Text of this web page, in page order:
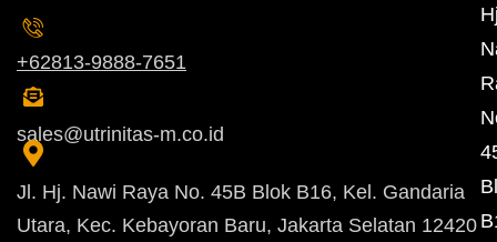
+62813-9888-7651
sales@utrinitas-m.co.id
Jl. Hj. Nawi Raya No. 45B Blok B16, Kel. Gandaria
Utara, Kec. Kebayoran Baru, Jakarta Selatan 12420